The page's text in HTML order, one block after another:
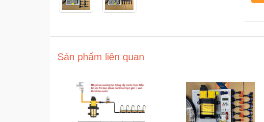
Sản phẩm liên quan